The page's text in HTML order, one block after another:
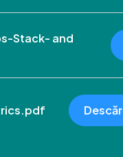
Stack- and